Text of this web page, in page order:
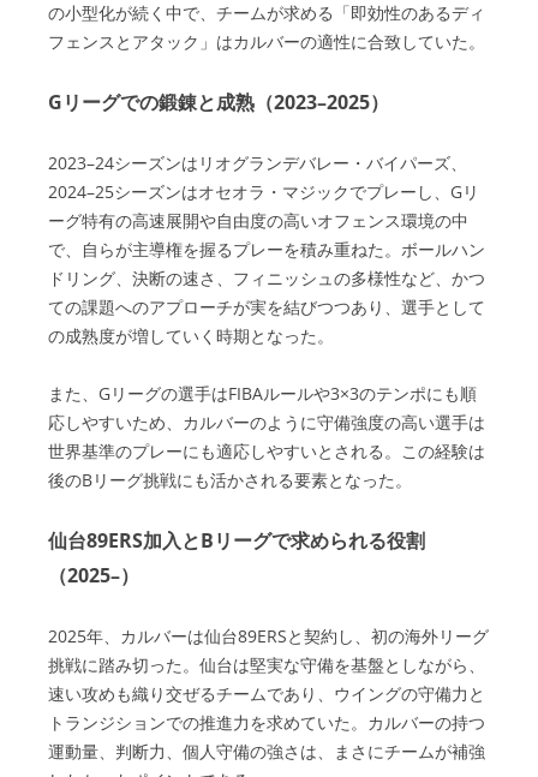
の小型化が続く中で、チームが求める「即効性のあるディ
フェンスとアタック」はカルバーの適性に合致していた。
Gリーグでの鍛錬と成熟（2023–2025）
2023–24シーズンはリオグランデバレー・バイパーズ、
2024–25シーズンはオセオラ・マジックでプレーし、Gリ
ーグ特有の高速展開や自由度の高いオフェンス環境の中
で、自らが主導権を握るプレーを積み重ねた。ボールハン
ドリング、決断の速さ、フィニッシュの多様性など、かつ
ての課題へのアプローチが実を結びつつあり、選手として
の成熟度が増していく時期となった。
また、Gリーグの選手はFIBAルールや3×3のテンポにも順
応しやすいため、カルバーのように守備強度の高い選手は
世界基準のプレーにも適応しやすいとされる。この経験は
後のBリーグ挑戦にも活かされる要素となった。
仙台89ERS加入とBリーグで求められる役割
（2025–）
2025年、カルバーは仙台89ERSと契約し、初の海外リーグ
挑戦に踏み切った。仙台は堅実な守備を基盤としながら、
速い攻めも織り交ぜるチームであり、ウイングの守備力と
トランジションでの推進力を求めていた。カルバーの持つ
運動量、判断力、個人守備の強さは、まさにチームが補強